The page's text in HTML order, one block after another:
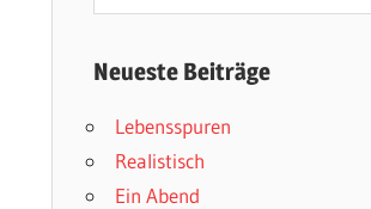
Neueste Beiträge
Lebensspuren
Realistisch
Ein Abend